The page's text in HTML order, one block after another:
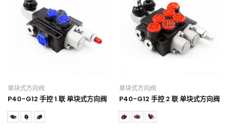
单块式方向阀
P40-G12 手控 1 联 单块式方向阀
单块式方向阀
P40-G12 手控 2 联 单块式方向阀